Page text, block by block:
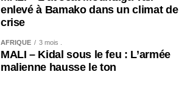
enlevé à Bamako dans un climat de
crise
AFRIQUE 3 mois .
MALI – Kidal sous le feu : L’armée
malienne hausse le ton